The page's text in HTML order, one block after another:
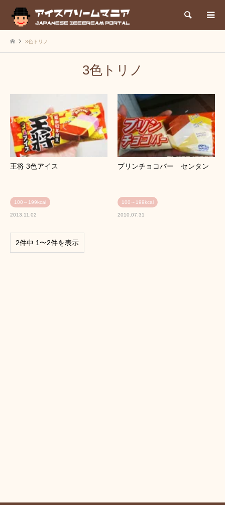
検索
3色トリノ
3色トリノ
王将 3色アイス
100～199kcal
2013.11.02
プリンチョコバー センタン
100～199kcal
2010.07.31
2件中 1〜2件を表示